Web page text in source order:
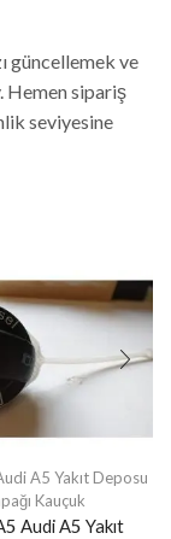
güncellemek ve
Hemen sipariş
seviyesine
A5 Yakıt Deposu
Kauçuk
Audi A5 Yakıt